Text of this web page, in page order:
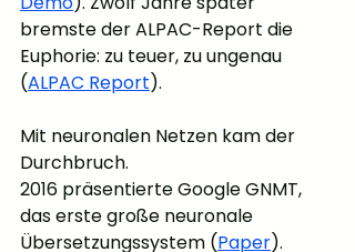
bremste der ALPAC-Report die
Euphorie: zu teuer, zu ungenau
(ALPAC Report).
Mit neuronalen Netzen kam der
Durchbruch.
2016 präsentierte Google GNMT,
das erste große neuronale
Übersetzungssystem (Paper).